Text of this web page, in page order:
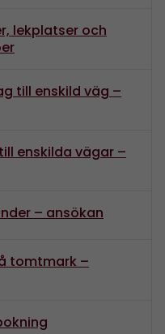
lekplatser och
till enskild väg –
enskilda vägar –
– ansökan
tomtmark –